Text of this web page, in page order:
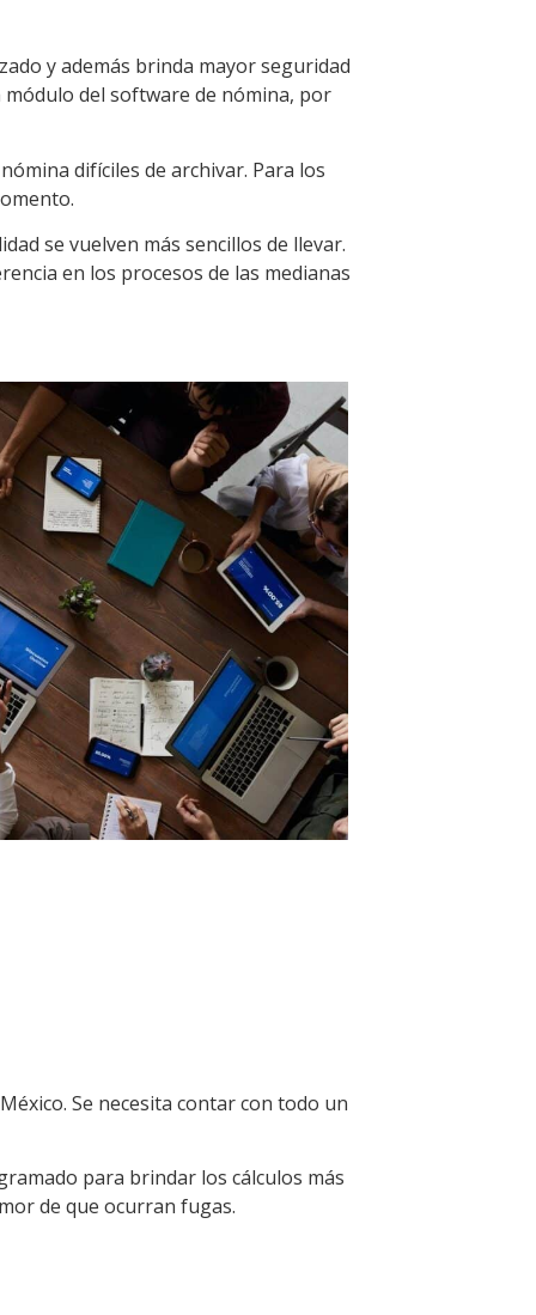
y además brinda mayor seguridad
módulo del software de nómina, por
difíciles de archivar. Para los
se vuelven más sencillos de llevar.
en los procesos de las medianas
Se necesita contar con todo un
para brindar los cálculos más
de que ocurran fugas.